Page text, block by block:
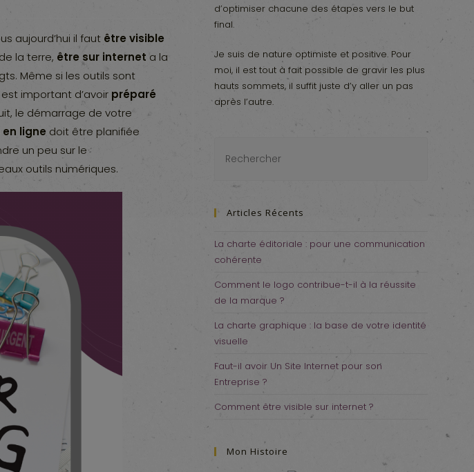
aujourd’hui il faut être visible
la terre, être sur internet a la
Même si les outils sont
important d’avoir préparé
le démarrage de votre
ligne doit être planifiée
un peu sur le
outils numériques.
d’optimiser chacune des étapes vers le but
final.
Je suis de nature optimiste et positive. Pour
moi, il est tout à fait possible de gravir les plus
hauts sommets, il suffit juste d’y aller un pas
après l’autre.
Articles Récents
La charte éditoriale : pour une communication
cohérente
Comment le logo contribue-t-il à la réussite
de la marque ?
La charte graphique : la base de votre identité
visuelle
Faut-il avoir Un Site Internet pour son
Entreprise ?
Comment être visible sur internet ?
Mon Histoire